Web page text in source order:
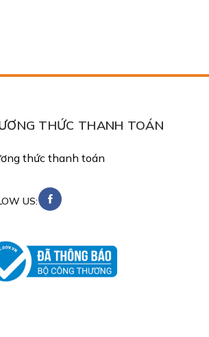
THỨC THANH TOÁN
thức thanh toán
US: